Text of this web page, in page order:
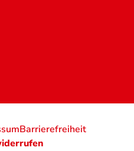
Barrierefreiheit